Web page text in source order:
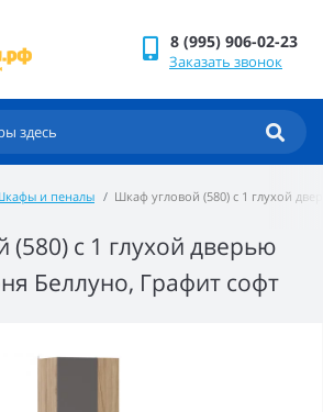
8 (995) 906-02-23
Заказать звонок
и пеналы Шкаф угловой (580) с 1 глухой
с 1 глухой дверью
Беллуно, Графит софт